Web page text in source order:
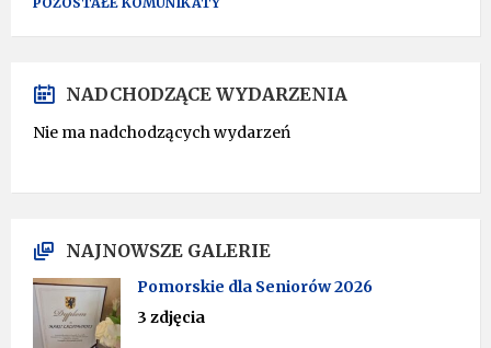
NADCHODZĄCE WYDARZENIA
Nie ma nadchodzących wydarzeń
NAJNOWSZE GALERIE
Pomorskie dla Seniorów 2026
3 zdjęcia